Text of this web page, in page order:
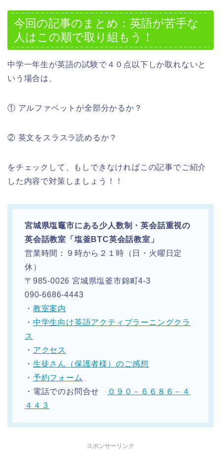
今回の記事のまとめ：英語が苦手な
人はこの順で取り組もう！
中学一年生が英語の試験で４０点以下しか取れないと
いう場合は、
① アルファベットが全部分かるか？
② 英文をスラスラ読めるか？
をチェックして、もしできなければこの記事でご紹介
した内容で対策しましょう！！
宮城県塩竈市にある少人数制・英会話重視の
英会話教室「塩釜BTC英会話教室」
営業時間：９時から２１時（日・火曜日定
休）
〒985-0026 宮城県塩釜市錦町4-3
090-6686-4443
・ 教室案内
・ 中学生向け英語アクティブラーニングクラ
ス
・ アクセス
・ 生徒さん（保護者様）のご感想
・ 予約フォーム
・電話でのお問合せ
０９０－６６８６－４
４４３
スポンサーリンク